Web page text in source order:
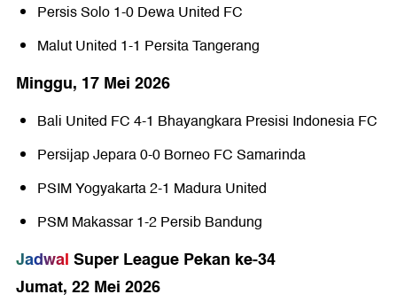
Persis Solo1-0Dewa United FC
Malut United 1-1 Persita Tangerang
Minggu, 17 Mei 2026
Bali United FC4-1 Bhayangkara Presisi Indonesia FC
Persijap Jepara0-0Borneo FC Samarinda
PSIM Yogyakarta2-1 Madura United
PSM Makassar1-2Persib Bandung
Jadwal Super League Pekan ke-34
Jumat, 22 Mei 2026